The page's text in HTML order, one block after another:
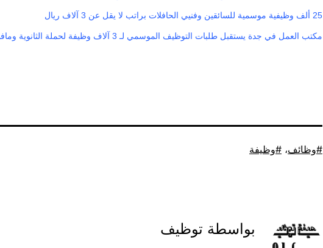
25 ألف وظيفية موسمية للسائقين وفنيي الحافلات براتب لا يقل عن 3 آلاف ريال
مكتب العمل في جدة يستقبل طلبات التوظيف الموسمي لـ 3 آلاف وظيفة لحملة الثانوية ومافوق
موسوم
وظائف، وظيفة
بواسطة توظيف